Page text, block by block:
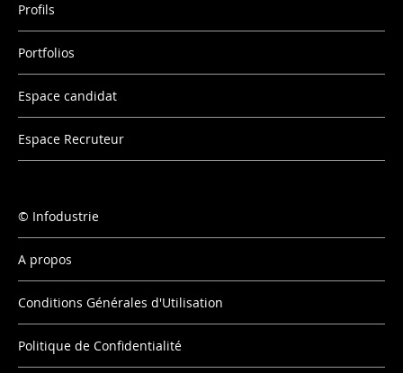
Profils
Portfolios
Espace candidat
Espace Recruteur
Infodustrie
A propos
Conditions Générales d'Utilisation
Politique de Confidentialité